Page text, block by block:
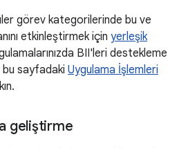
görev kategorilerinde bu ve
etkinleştirmek için yerleşik
BII'leri destekleme
bu sayfadaki Uygulama İşlemleri
geliştirme